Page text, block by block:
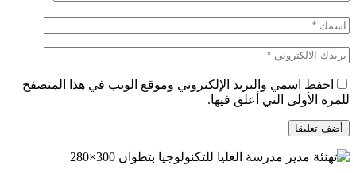
احفظ اسمي والبريد الإلكتروني وموقع الويب في هذا المتصفح
للمرة الأولى التي أعلق فيها.